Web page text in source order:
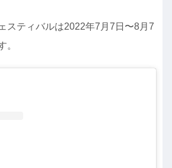
スティバルは2022年7月7日〜8月7
。